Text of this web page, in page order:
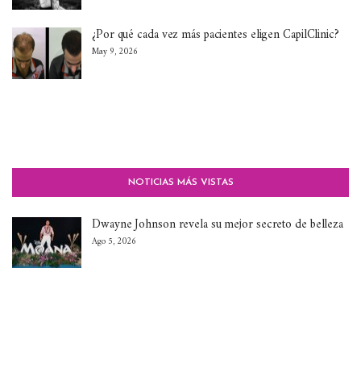
¿Por qué cada vez más pacientes eligen CapilClinic?
May 9, 2026
NOTICIAS MÁS VISTAS
Dwayne Johnson revela su mejor secreto de belleza
Ago 5, 2026